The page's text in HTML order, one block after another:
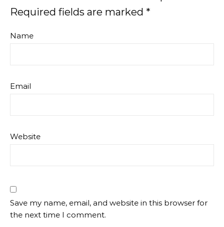
Required fields are marked *
Name
Email
Website
Save my name, email, and website in this browser for
the next time I comment.